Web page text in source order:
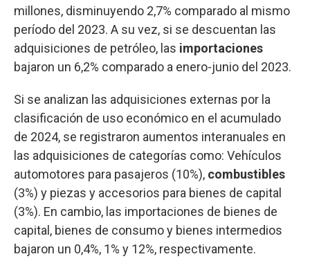
millones, disminuyendo 2,7% comparado al mismo
período del 2023. A su vez, si se descuentan las
adquisiciones de petróleo, las importaciones
bajaron un 6,2% comparado a enero-junio del 2023.
Si se analizan las adquisiciones externas por la
clasificación de uso económico en el acumulado
de 2024, se registraron aumentos interanuales en
las adquisiciones de categorías como: Vehículos
automotores para pasajeros (10%), combustibles
(3%) y piezas y accesorios para bienes de capital
(3%). En cambio, las importaciones de bienes de
capital, bienes de consumo y bienes intermedios
bajaron un 0,4%, 1% y 12%, respectivamente.